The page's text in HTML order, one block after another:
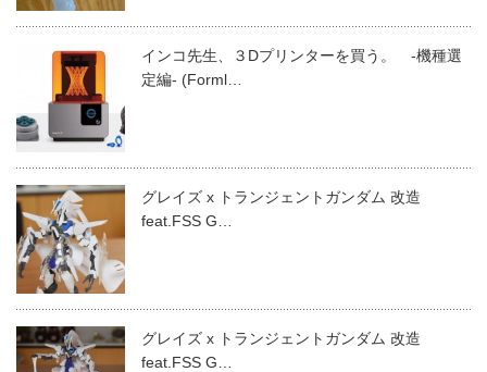
インコ先生、３Dプリンターを買う。 -機種選
定編- (Forml…
グレイズ x トランジェントガンダム 改造
feat.FSS G…
グレイズ x トランジェントガンダム 改造
feat.FSS G…